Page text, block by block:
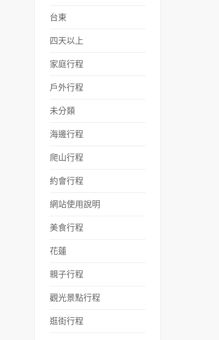
台東
四天以上
家庭行程
戶外行程
未分類
海邊行程
爬山行程
約會行程
網站使用說明
美食行程
花蓮
親子行程
觀光景點行程
逛街行程